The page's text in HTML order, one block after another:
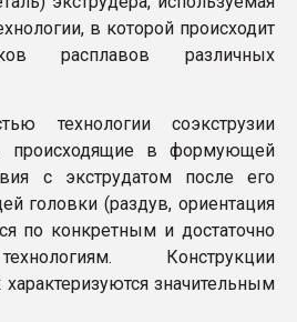
покупка, обмен
в которой происходит
расплавов различных
технологии соэкструзии
происходящие в формующей
с экструдатом после его
головки (раздув, ориентация
по конкретным и достаточно
Конструкции
значительным